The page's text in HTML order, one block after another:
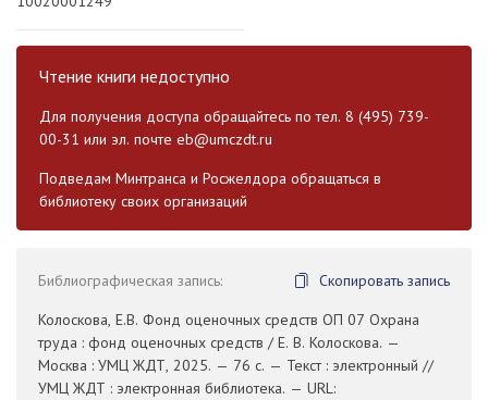
Чтение книги недоступно
Для получения доступа обращайтесь по тел. 8 (495) 739-
00-31 или эл. почте eb@umczdt.ru
Подведам Минтранса и Росжелдора обращаться в
библиотеку своих организаций
Библиографическая запись:
Скопировать запись
Колоскова, Е.В. Фонд оценочных средств ОП 07 Охрана
труда : фонд оценочных средств / Е. В. Колоскова. —
Москва : УМЦ ЖДТ, 2025. — 76 с. — Текст : электронный //
УМЦ ЖДТ : электронная библиотека. — URL: